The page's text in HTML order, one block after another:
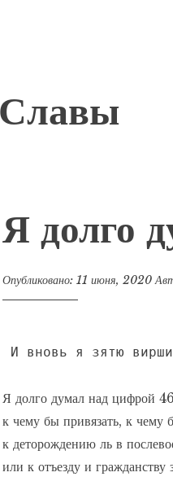
Я долго
Опубликовано:11 июня, 2020
И вновь я зятю
Я долго думал над цифрой
к чему бы привязать, к чему
к деторождению ль в
или к отъезду и гражданству